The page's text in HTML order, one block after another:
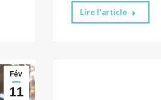
Lire l'article
Fév
11